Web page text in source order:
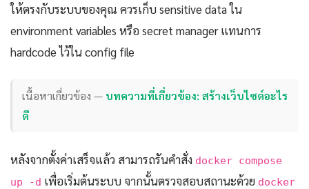
ให้ตรงกับระบบของคุณ ควรเก็บ sensitive data ใน
environment variables หรือ secret manager แทนการ
hardcode ไว้ใน config file
เนื้อหาเกี่ยวข้อง — บทความที่เกี่ยวข้อง: สร้างเว็บไซต์อะไร
ดี
หลังจากตั้งค่าเสร็จแล้ว สามารถรันคำสั่ง docker compose
up -d เพื่อเริ่มต้นระบบ จากนั้นตรวจสอบสถานะด้วย docker